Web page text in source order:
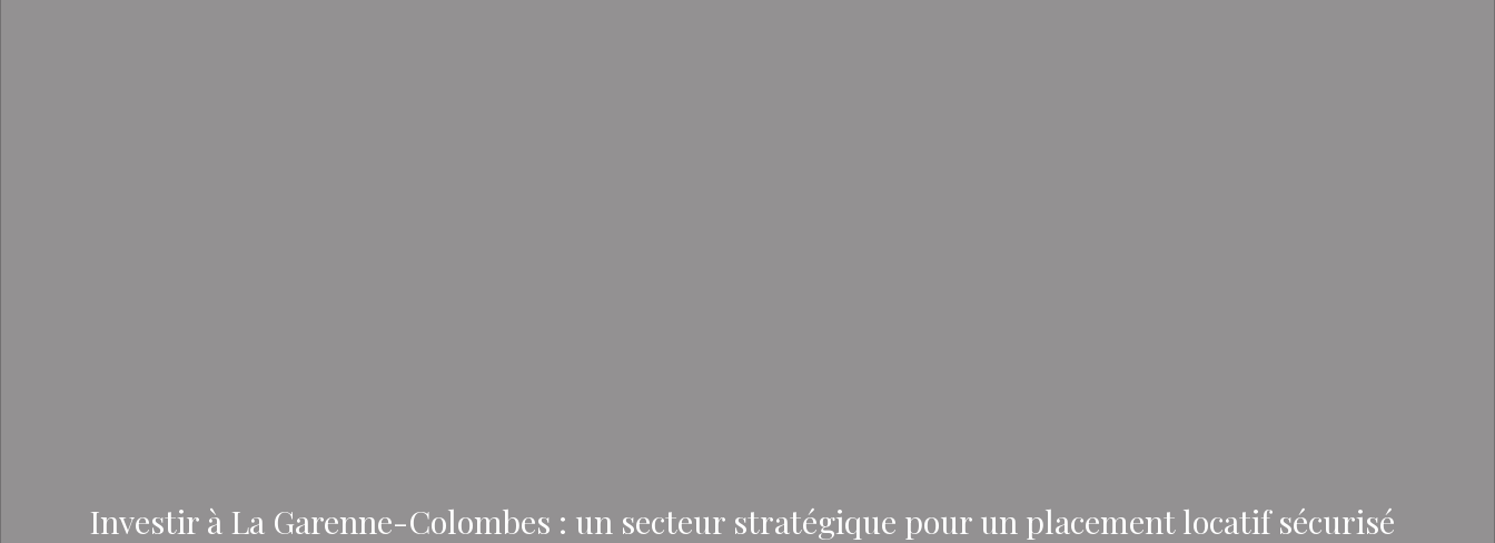
Investir à La Garenne-Colombes : un secteur stratégique pour un placement locatif sécurisé